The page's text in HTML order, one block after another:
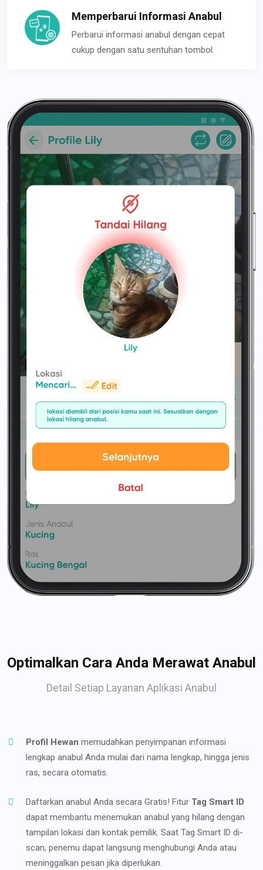
Memperbarui Informasi Anabul
Perbarui informasi anabul dengan cepat
cukup dengan satu sentuhan tombol.
Optimalkan Cara Anda Merawat Anabul
Detail Setiap Layanan Aplikasi Anabul
Profil Hewan memudahkan penyimpanan informasi
lengkap anabul Anda mulai dari nama lengkap, hingga jenis
ras, secara otomatis.
Daftarkan anabul Anda secara Gratis! Fitur Tag Smart ID
dapat membantu menemukan anabul yang hilang dengan
tampilan lokasi dan kontak pemilik. Saat Tag Smart ID di-
scan, penemu dapat langsung menghubungi Anda atau
meninggalkan pesan jika diperlukan.